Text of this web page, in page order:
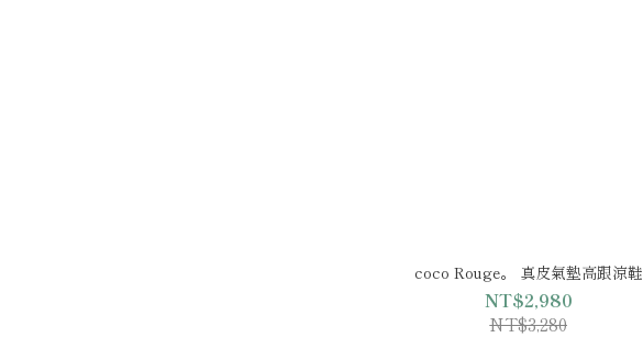
coco Rouge。 真皮氣墊高跟涼鞋
NT$2,980
NT$3,280